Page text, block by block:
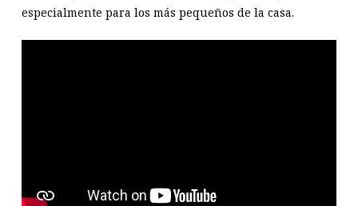
especialmente para los más pequeños de la casa.